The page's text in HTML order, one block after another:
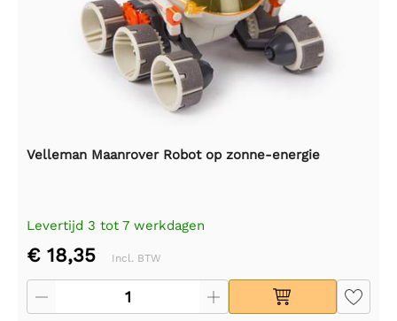
Velleman Maanrover Robot op zonne-energie
Levertijd 3 tot 7 werkdagen
€ 18,35 Incl. BTW